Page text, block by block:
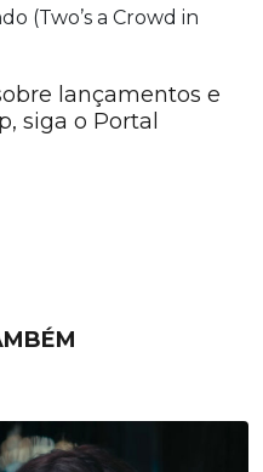
(Two’s a Crowd in
lançamentos e
siga o Portal